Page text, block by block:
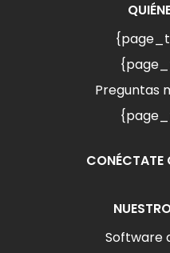
Preguntas
CONÉCTATE
Software